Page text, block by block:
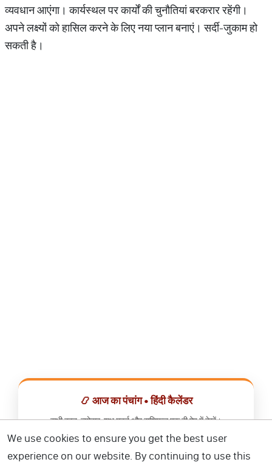
व्यवधान आएंगा। कार्यस्थल पर कार्यों की चुनौतियां बरकरार रहेंगी।
अपने लक्ष्यों को हासिल करने के लिए नया प्लान बनाएं। सर्दी-जुकाम हो
सकती है।
📿 आज का पंचांग • हिंदी कैलेंडर
सभी व्रत, त्योहार, शुभ मुहूर्त और राशिफल एक ही ऐप में देखें।
📅 हिंदी कैलेंडर ऐप डाउनलोड करें
We use cookies to ensure you get the best user
experience on our website. By continuing to use this